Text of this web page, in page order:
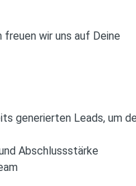
wir uns auf Deine
generierten Leads, um
Abschlussstärke